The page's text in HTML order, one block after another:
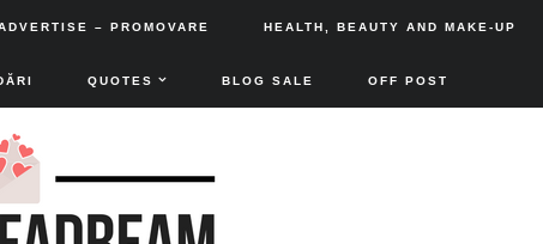
– PROMOVARE HEALTH, BEAUTY AND MAKE-UP
QUOTES BLOG SALE OFF POST